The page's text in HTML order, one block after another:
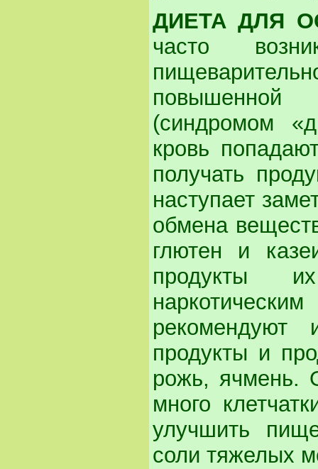
ДИЕТА ДЛЯ
часто
(синдромом
кровь
получать
наступает
обмена
глютен и
продукты
рекомендуют
продукты и
рожь, ячмень.
много
улучшить
соли тяжелых